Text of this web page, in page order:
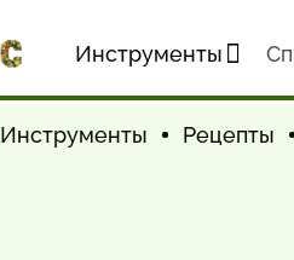
Инструменты
Инструменты Рецепты